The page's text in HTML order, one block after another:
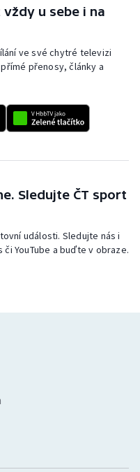
u sebe i na
ve své chytré televizi
přenosy, články a
Sledujte ČT sport
události. Sledujte nás i
či YouTube a buďte v obraze.